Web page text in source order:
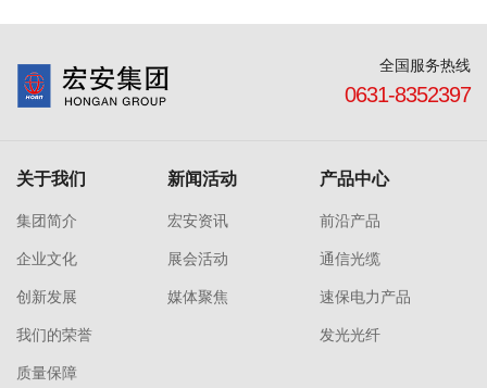
全国服务热线
0631-8352397
关于我们
集团简介
企业文化
创新发展
我们的荣誉
质量保障
新闻活动
宏安资讯
展会活动
媒体聚焦
产品中心
前沿产品
通信光缆
速保电力产品
发光光纤